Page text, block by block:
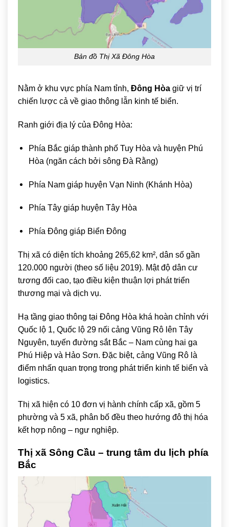
Bản đồ Thị Xã Đông Hòa
Nằm ở khu vực phía Nam tỉnh, Đông Hòa giữ vị trí
chiến lược cả về giao thông lẫn kinh tế biển.
Ranh giới địa lý của Đông Hòa:
Phía Bắc giáp thành phố Tuy Hòa và huyện Phú
Hòa (ngăn cách bởi sông Đà Rằng)
Phía Nam giáp huyện Vạn Ninh (Khánh Hòa)
Phía Tây giáp huyện Tây Hòa
Phía Đông giáp Biển Đông
Thị xã có diện tích khoảng 265,62 km², dân số gần
120.000 người (theo số liệu 2019). Mật độ dân cư
tương đối cao, tạo điều kiện thuận lợi phát triển
thương mại và dịch vụ.
Hạ tầng giao thông tại Đông Hòa khá hoàn chỉnh với
Quốc lộ 1, Quốc lộ 29 nối cảng Vũng Rô lên Tây
Nguyên, tuyến đường sắt Bắc – Nam cùng hai ga
Phú Hiệp và Hảo Sơn. Đặc biệt, cảng Vũng Rô là
điểm nhấn quan trọng trong phát triển kinh tế biển và
logistics.
Thị xã hiện có 10 đơn vị hành chính cấp xã, gồm 5
phường và 5 xã, phân bố đều theo hướng đô thị hóa
kết hợp nông – ngư nghiệp.
Thị xã Sông Cầu – trung tâm du lịch phía
Bắc